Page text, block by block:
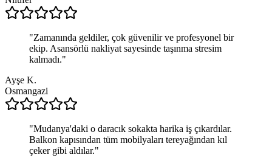
"Zamanında geldiler, çok güvenilir ve profesyonel bir
ekip. Asansörlü nakliyat sayesinde taşınma stresim
kalmadı."
Ayşe K.
Osmangazi
"Mudanya'daki o daracık sokakta harika iş çıkardılar.
Balkon kapısından tüm mobilyaları tereyağından kıl
çeker gibi aldılar."